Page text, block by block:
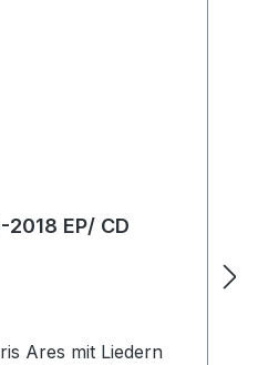
EP/ CD
Ares mit Liedern